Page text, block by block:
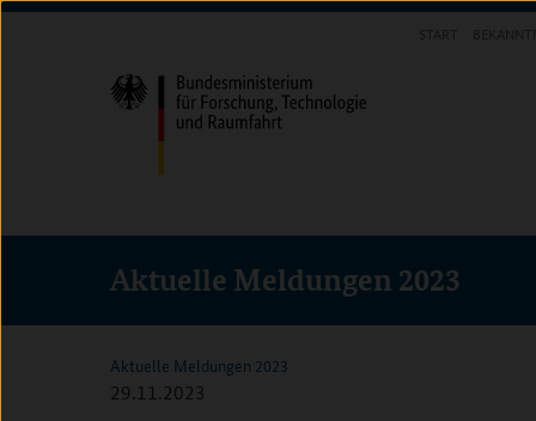
Direkt
(Eingabetaste)
Direkt
(Eingabetaste)
Direkt
(Eingabetaste)
Aktuelle Meldungen 2023
Aktuelle Meldungen 2023
29.11.2023